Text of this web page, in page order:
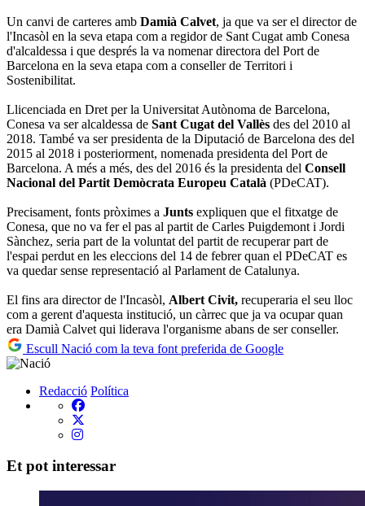
Un canvi de carteres amb Damià Calvet, ja que va ser el director de
l'Incasòl en la seva etapa com a regidor de Sant Cugat amb Conesa
d'alcaldessa i que després la va nomenar directora del Port de
Barcelona en la seva etapa com a conseller de Territori i
Sostenibilitat.
Llicenciada en Dret per la Universitat Autònoma de Barcelona,
Conesa va ser alcaldessa de Sant Cugat del Vallès des del 2010 al
2018. També va ser presidenta de la Diputació de Barcelona des del
2015 al 2018 i posteriorment, nomenada presidenta del Port de
Barcelona. A més a més, des del 2016 és la presidenta del Consell
Nacional del Partit Demòcrata Europeu Català (PDeCAT).
Precisament, fonts pròximes a Junts expliquen que el fitxatge de
Conesa, que no va fer el pas al partit de Carles Puigdemont i Jordi
Sànchez, seria part de la voluntat del partit de recuperar part de
l'espai perdut en les eleccions del 14 de febrer quan el PDeCAT es
va quedar sense representació al Parlament de Catalunya.
El fins ara director de l'Incasòl, Albert Civit, recuperaria el seu lloc
com a gerent d'aquesta institució, un càrrec que ja va ocupar quan
era Damià Calvet qui liderava l'organisme abans de ser conseller.
Escull Nació com la teva font preferida de Google
Redacció Política
Et pot interessar